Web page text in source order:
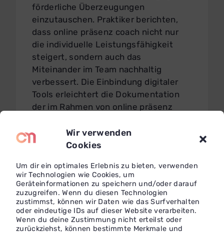
Wir verwenden
Cookies
Um dir ein optimales Erlebnis zu bieten, verwenden
wir Technologien wie Cookies, um
Geräteinformationen zu speichern und/oder darauf
zuzugreifen. Wenn du diesen Technologien
zustimmst, können wir Daten wie das Surfverhalten
oder eindeutige IDs auf dieser Website verarbeiten.
Wenn du deine Zustimmung nicht erteilst oder
zurückziehst, können bestimmte Merkmale und
förderliche Überzeugungen
einzutauschen. Praktiker berichten,
dass online präsenz coach nicht nur
die individuelle Leistungsfähigkeit
steigert, sondern auch das
Miteinander im Team nachhaltig
verbessert. Die Einbindung digitaler
Tools erleichtert die Dokumentation
der im Rahmen von online präsenz
Durch online präsenz coach lernen
Coachees, hinderliche Denkmuster zu
Überzeugungen einzutauschen.
Online präsenz coach fördert einen
offenen Dialog über Erwartungen,
Fortschritte und Verantwortlichkeiten